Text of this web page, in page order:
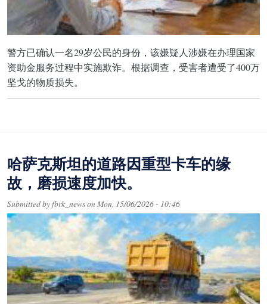
警方已确认一名29岁公民的身份，该嫌疑人涉嫌在办理国家
资助金服务过程中实施欺诈。根据调查，受害者遭受了400万
坚戈的物质损失。
哈萨克斯坦的道路因重型卡车的缘
故，磨损速度加快。
Submitted byfbrk_newsonMon, 15/06/2026 - 10:46